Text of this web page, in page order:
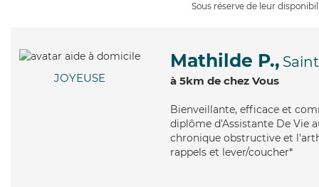
Sous réserve de leur
JOYEUSE
Mathilde P.,
à 5km de chez Vous
Bienveillante, efficace et
diplôme d'Assistante De Vie
chronique obstructive et
rappels et lever/coucher*